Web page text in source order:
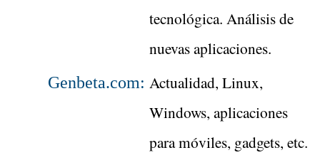
tecnológica. Análisis de
nuevas aplicaciones.
Genbeta.com: Actualidad, Linux,
Windows, aplicaciones
para móviles, gadgets, etc.